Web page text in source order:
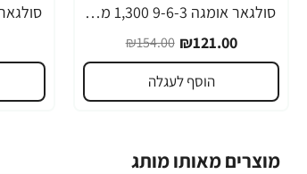
-21%
סולגאר אומגה 9-6-3 1,300 מ"ג 60 כמוסות רכות - מבית SOLGAR
₪121.00
₪154.00
הוסף לעגלה
-39%
מוצרים מאותו מותג